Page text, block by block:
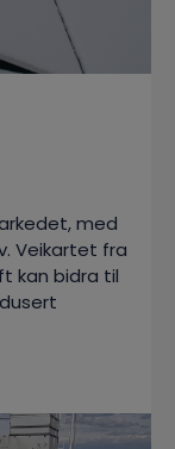
med
Veikartet fra
kan bidra til